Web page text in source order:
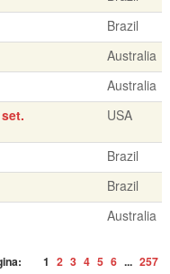
Brazil
Australia
Australia
USA
Brazil
Brazil
Australia
1 2 3 4 5 6 ... 257